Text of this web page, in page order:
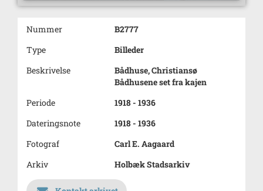
Nummer
B2777
Type
Billeder
Beskrivelse
Bådhuse, Christiansø
Bådhusene set fra kajen
Periode
1918 - 1936
Dateringsnote
1918 - 1936
Fotograf
Carl E. Aagaard
Arkiv
Holbæk Stadsarkiv